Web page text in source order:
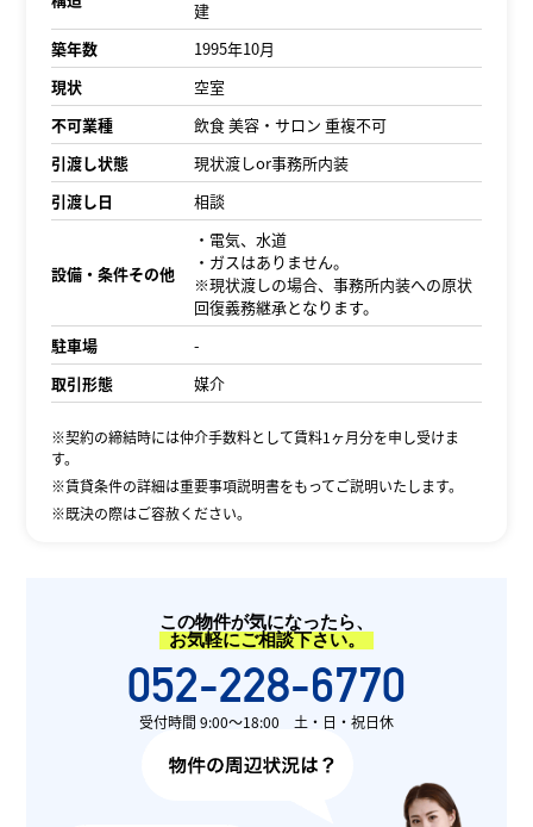
建
築年数
1995年10月
現状
空室
不可業種
飲食 美容・サロン 重複不可
引渡し状態
現状渡しor事務所内装
引渡し日
相談
設備・条件その他
・電気、水道
・ガスはありません。
※現状渡しの場合、事務所内装への原状
回復義務継承となります。
駐車場
-
取引形態
媒介
※契約の締結時には仲介手数料として賃料1ヶ月分を申し受けま
す。
※賃貸条件の詳細は重要事項説明書をもってご説明いたします。
※既決の際はご容赦ください。
この物件が気になったら、
お気軽にご相談下さい。
052-228-6770
受付時間 9:00〜18:00 土・日・祝日休